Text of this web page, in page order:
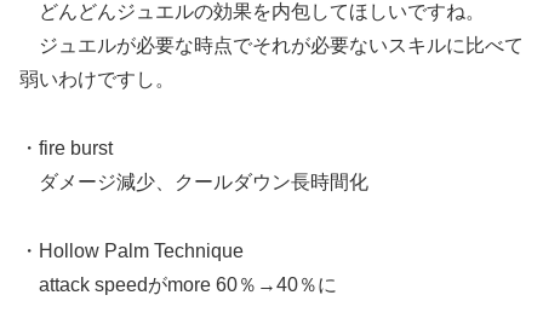
どんどんジュエルの効果を内包してほしいですね。
ジュエルが必要な時点でそれが必要ないスキルに比べて
弱いわけですし。
・fire burst
ダメージ減少、クールダウン長時間化
・Hollow Palm Technique
attack speedがmore 60％→40％に